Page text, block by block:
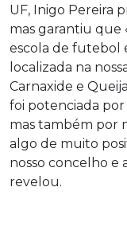
UF, Inigo Pereira
mas garantiu que
escola de futebol
localizada na
Carnaxide e
foi potenciada por
mas também por
algo de muito
nosso concelho e
revelou.